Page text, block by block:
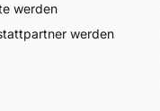
werden
werden